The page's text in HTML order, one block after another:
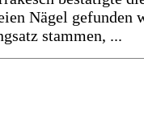
Nägel gefunden
stammen, ...